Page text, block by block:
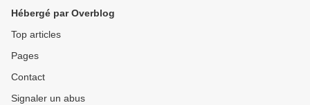
Hébergé par Overblog
Top articles
Pages
Contact
Signaler un abus